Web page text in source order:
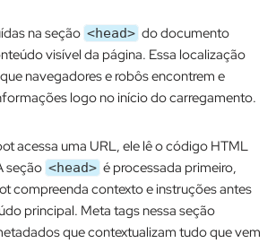
na seção <head> do documento
visível da página. Essa localização
navegadores e robôs encontrem e
logo no início do carregamento.​
acessa uma URL, ele lê o código HTML
seção <head> é processada primeiro,
compreenda contexto e instruções antes
principal. Meta tags nessa seção
que contextualizam tudo que vem